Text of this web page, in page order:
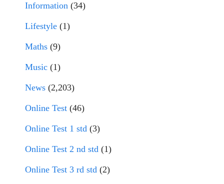
Information (34)
Lifestyle (1)
Maths (9)
Music (1)
News (2,203)
Online Test (46)
Online Test 1 std (3)
Online Test 2 nd std (1)
Online Test 3 rd std (2)